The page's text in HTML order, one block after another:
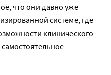
что они давно уже
системе, где
клинического